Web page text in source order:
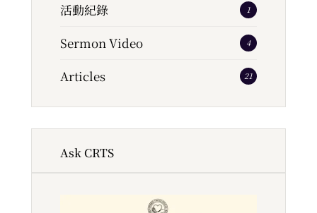
活動紀錄 1
Sermon Video 4
Articles 21
Ask CRTS